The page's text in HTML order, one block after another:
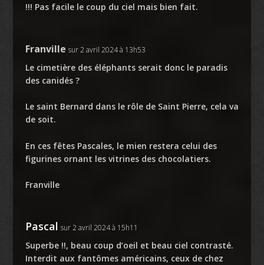
!!! Pas facile le coup du ciel mais bien fait.
Franville sur 2 avril 2024 à 13h53
Le cimetière des éléphants serait donc le paradis
des canidés ?
Le saint Bernard dans le rôle de Saint Pierre, cela va
de soit.
En ces fêtes Pascales, le mien restera celui des
figurines ornant les vitrines des chocolatiers.
Franville
Pascal sur 2 avril 2024 à 15h11
Superbe !!, beau coup d’oeil et beau ciel contrasté.
Interdit aux fantômes américains, ceux de chez